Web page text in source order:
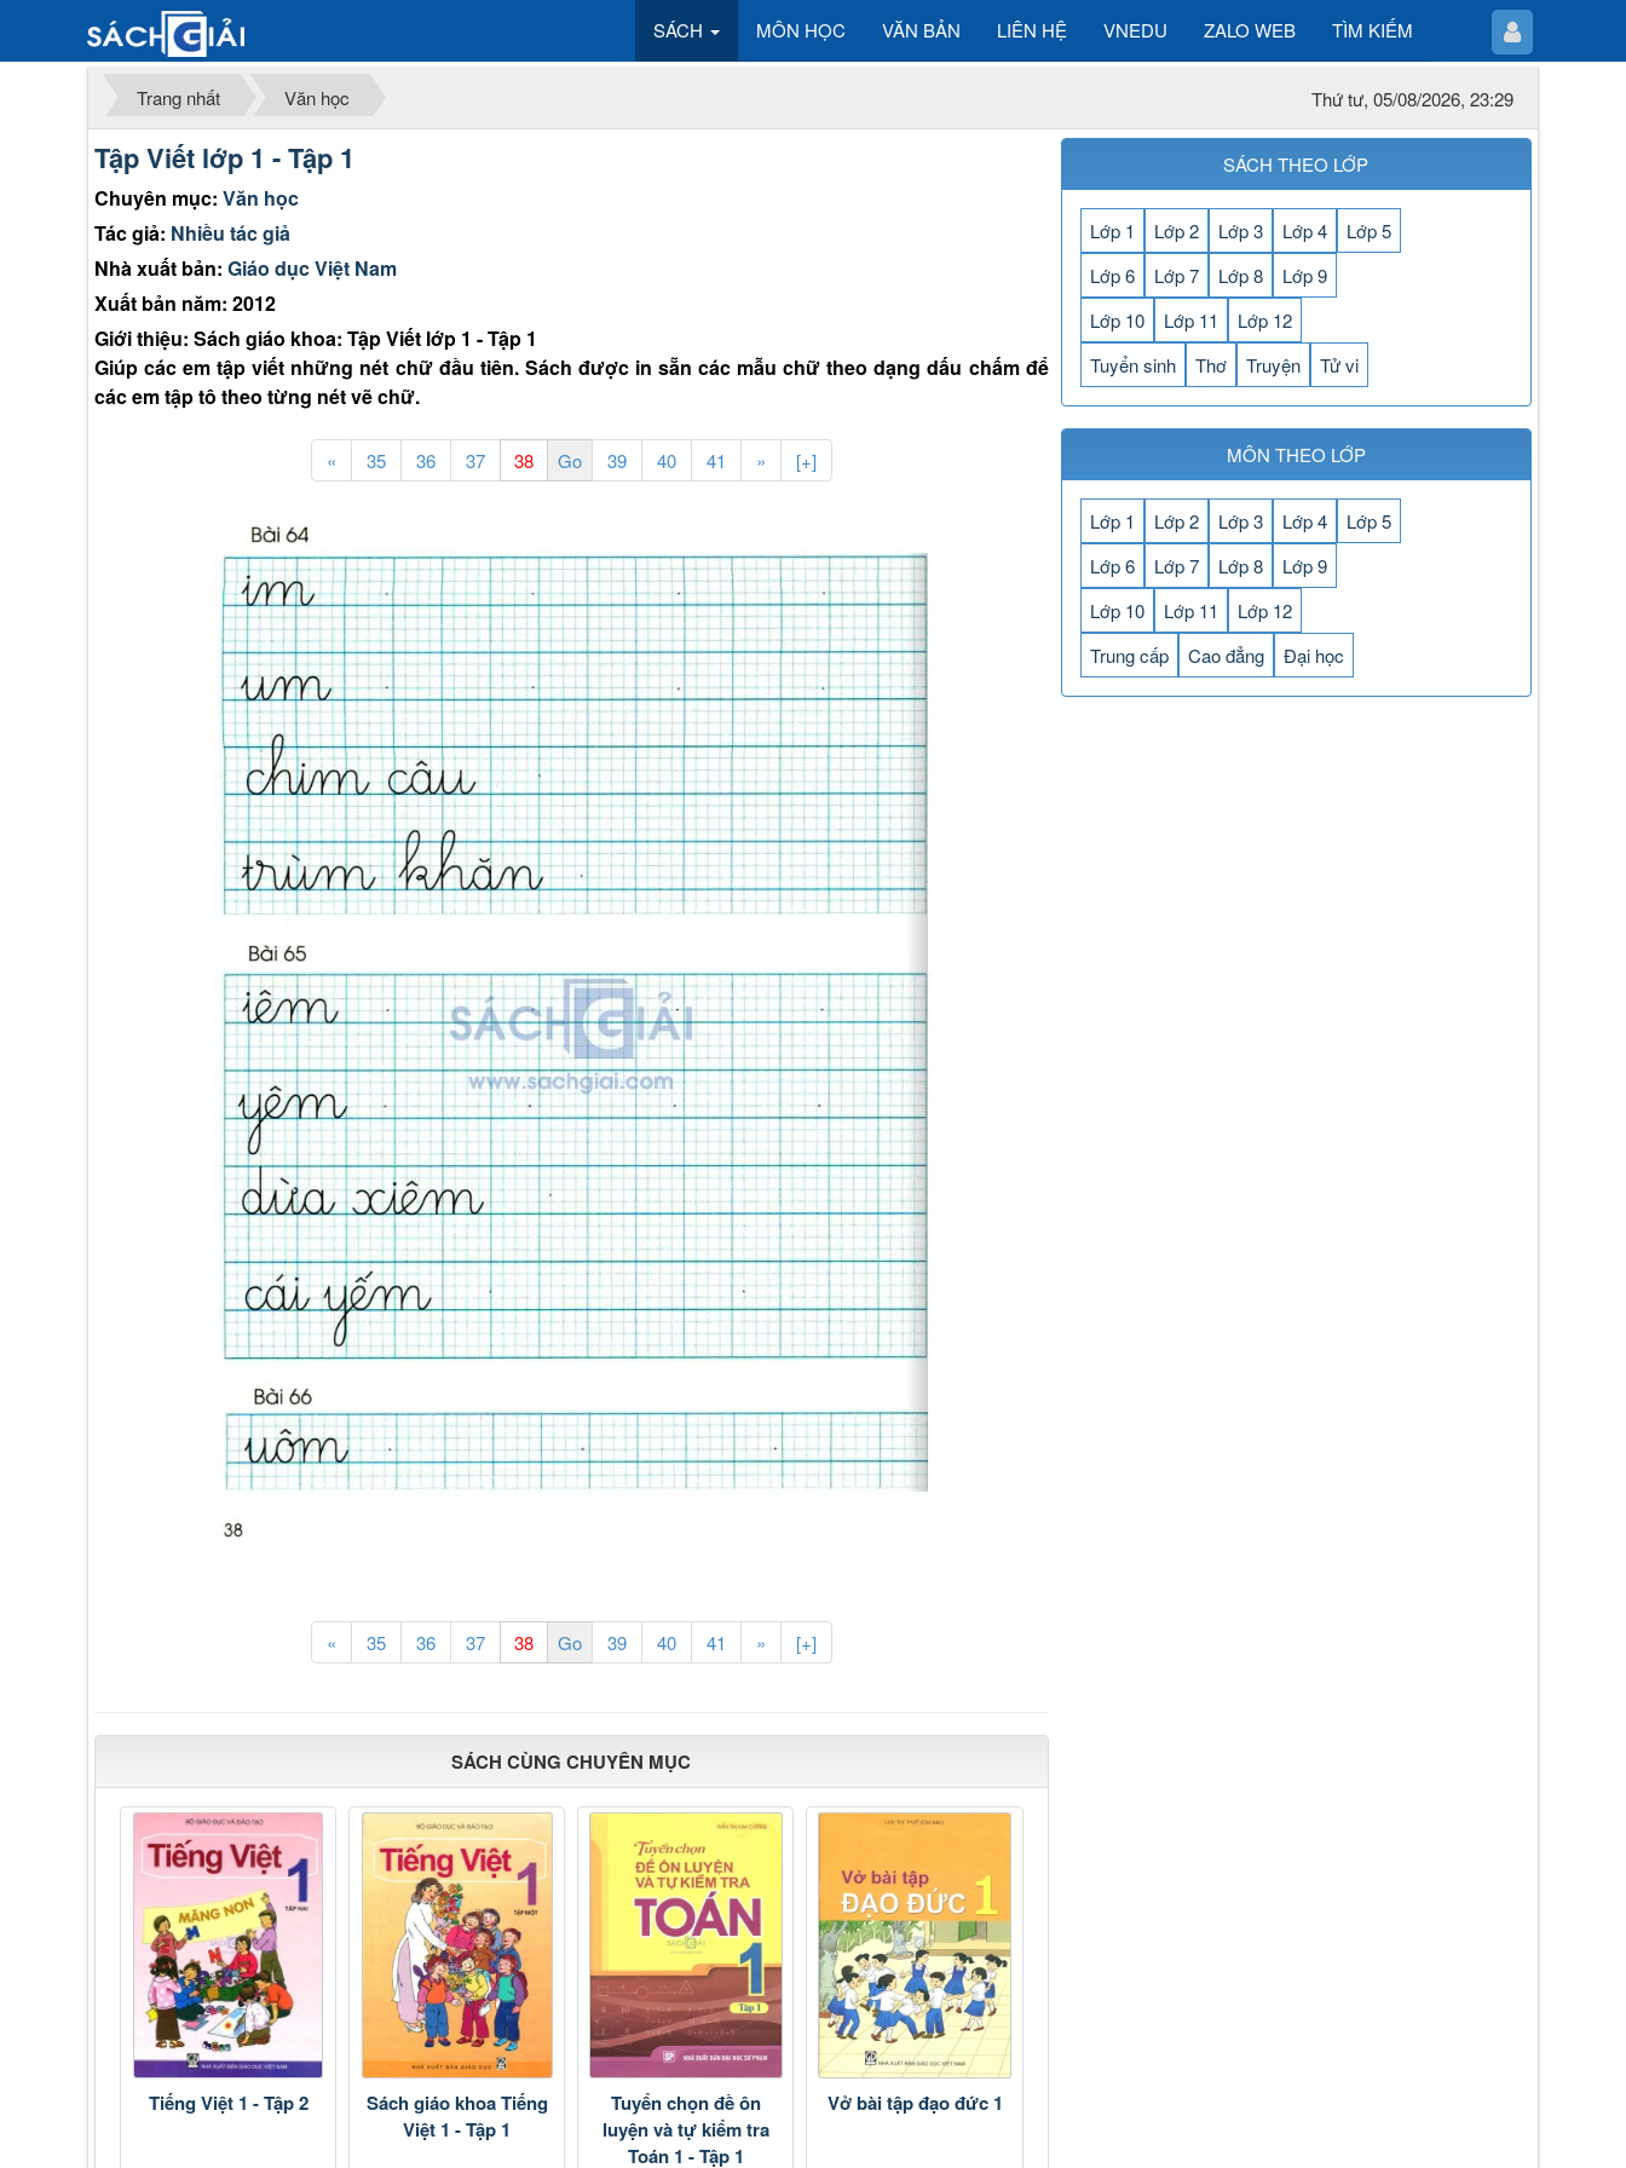
SÁCH MÔN HỌC VĂN BẢN LIÊN HỆ VNEDU ZALO WEB TÌM KIẾM
Trang nhất Văn học Thứ tư, 05/08/2026, 23:29
Tập Viết lớp 1 - Tập 1
Chuyên mục: Văn học
Tác giả: Nhiều tác giả
Nhà xuất bản: Giáo dục Việt Nam
Xuất bản năm: 2012
Giới thiệu: Sách giáo khoa: Tập Viết lớp 1 - Tập 1
Giúp các em tập viết những nét chữ đầu tiên. Sách được in sẵn các mẫu chữ theo dạng dấu chấm để
các em tập tô theo từng nét vẽ chữ.
« 35 36 37 39 40 41 » [+]
« 35 36 37 39 40 41 » [+]
SÁCH CÙNG CHUYÊN MỤC
Tiếng Việt 1 - Tập 2
Sách giáo khoa Tiếng
Việt 1 - Tập 1
Tuyển chọn đề ôn
luyện và tự kiểm tra
Toán 1 - Tập 1
Vở bài tập đạo đức 1
SÁCH THEO LỚP
Lớp 1 Lớp 2 Lớp 3 Lớp 4
Lớp 5
Lớp 6
Lớp 7 Lớp 8
Lớp 9
Lớp 10
Lớp 11
Lớp 12
Tuyển sinh
Thơ Truyện Tử vi
MÔN THEO LỚP
Lớp 1 Lớp 2 Lớp 3 Lớp 4
Lớp 5
Lớp 6
Lớp 7 Lớp 8
Lớp 9
Lớp 10
Lớp 11
Lớp 12
Trung cấp
Cao đẳng Đại học